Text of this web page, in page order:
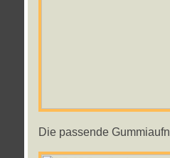
Die passende